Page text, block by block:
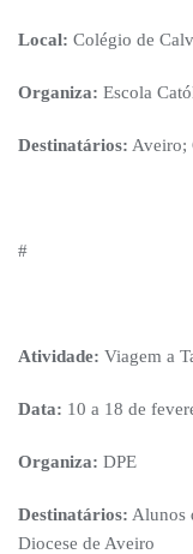
Local: Colégio de
Organiza: Escola
Destinatários: Aveiro;
#
Atividade: Viagem a
Data: 10 a 18 de
Organiza: DPE
Destinatários: Alunos
Diocese de Aveiro